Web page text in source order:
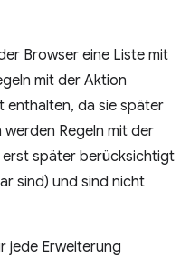
Browser eine Liste mit
mit der Aktion
enthalten, da sie später
Regeln mit der
erst später berücksichtigt
sind) und sind nicht
jede Erweiterung